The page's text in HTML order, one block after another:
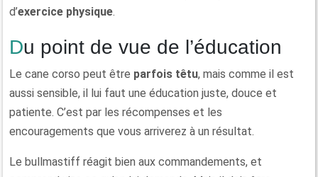
d’exercice physique.
Du point de vue de l’éducation
Le cane corso peut être parfois têtu, mais comme il est
aussi sensible, il lui faut une éducation juste, douce et
patiente. C’est par les récompenses et les
encouragements que vous arriverez à un résultat.
Le bullmastiff réagit bien aux commandements, et